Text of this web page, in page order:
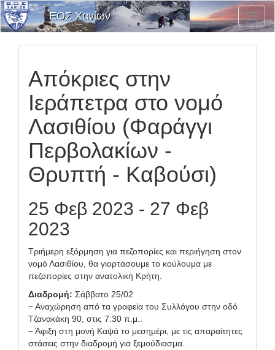
ΕΟΣ Χανίων
Απόκριες στην
Ιεράπετρα στο νομό
Λασιθίου (Φαράγγι
Περβολακίων -
Θρυπτή - Καβούσι)
25 Φεβ 2023 - 27 Φεβ
2023
Τριήμερη εξόρμηση για πεζοπορίες και περιήγηση στον
νομό Λασιθίου, θα γιορτάσουμε το κούλουμα με
πεζοπορίες στην ανατολική Κρήτη.
Διαδρομή: Σάββατο 25/02
− Αναχώρηση από τα γραφεία του Συλλόγου στην οδό
Τζανακάκη 90, στις 7:30 π.μ..
− Άφιξη στη μονή Καψά το μεσημέρι, με τις απαραίτητες
στάσεις στην διαδρομή για ξεμούδιασμα.